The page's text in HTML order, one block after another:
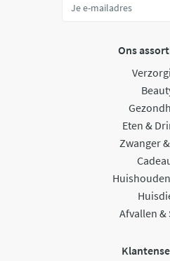
Ons
Eten &
Zwanger
Afvallen &